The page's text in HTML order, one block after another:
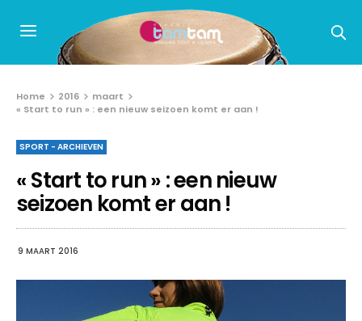
Home 2016
maart
« Start to run » : een nieuw seizoen komt er aan !
SPORT - ARCHIEVEN
« Start to run » : een nieuw
seizoen komt er aan !
9 MAART 2016